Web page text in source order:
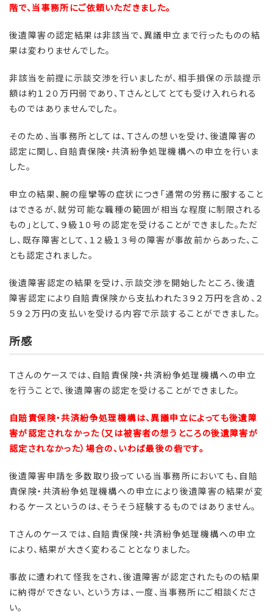
階で、当事務所にご依頼いただきました。
後遺障害の認定結果は非該当で、異議申立まで行ったものの結
果は変わりませんでした。
非該当を前提に示談交渉を行いましたが、相手損保の示談提示
額は約１２０万円弱であり、Ｔさんとしてとても受け入れられる
ものではありませんでした。
そのため、当事務所としては、Ｔさんの想いを受け、後遺障害の
認定に関し、自賠責保険・共済紛争処理機構への申立を行いま
した。
申立の結果、腕の痙攣等の症状につき「通常の労務に服すること
はできるが、就労可能な職種の範囲が相当な程度に制限される
もの」として、９級１０号の認定を受けることができました。ただ
し、既存障害として、１２級１３号の障害が事故前からあった、こ
とも認定されました。
後遺障害認定の結果を受け、示談交渉を開始したところ、後遺
障害認定により自賠責保険から支払われた３９２万円を含め、２
５９２万円の支払いを受ける内容で示談することができました。
所感
Ｔさんのケースでは、自賠責保険・共済紛争処理機構への申立
を行うことで、後遺障害の認定を受けることができました。
自賠責保険・共済紛争処理機構は、異議申立によっても後遺障
害が認定されなかった（又は被害者の想うところの後遺障害が
認定されなかった）場合の、いわば最後の砦です。
後遺障害申請を多数取り扱っている当事務所においても、自賠
責保険・共済紛争処理機構への申立により後遺障害の結果が変
わるケースというのは、そうそう経験するものではありません。
Ｔさんのケースでは、自賠責保険・共済紛争処理機構への申立
により、結果が大きく変わることとなりました。
事故に遭われて怪我をされ、後遺障害が認定されたものの結果
に納得ができない、という方は、一度、当事務所にご相談くださ
い。